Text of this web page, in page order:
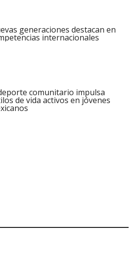
generaciones destacan en
internacionales
comunitario impulsa
de vida activos en jóvenes